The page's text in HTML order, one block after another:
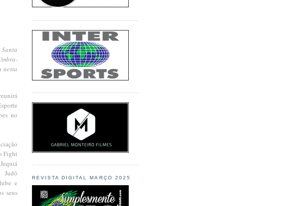
nesta
no
Fight
Judô
e
seus
REVISTA DIGITAL MARÇO 2025